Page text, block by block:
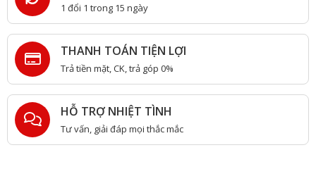
1 đổi 1 trong 15 ngày
THANH TOÁN TIỆN LỢI
Trả tiền mặt, CK, trả góp 0%
HỖ TRỢ NHIỆT TÌNH
Tư vấn, giải đáp mọi thắc mắc